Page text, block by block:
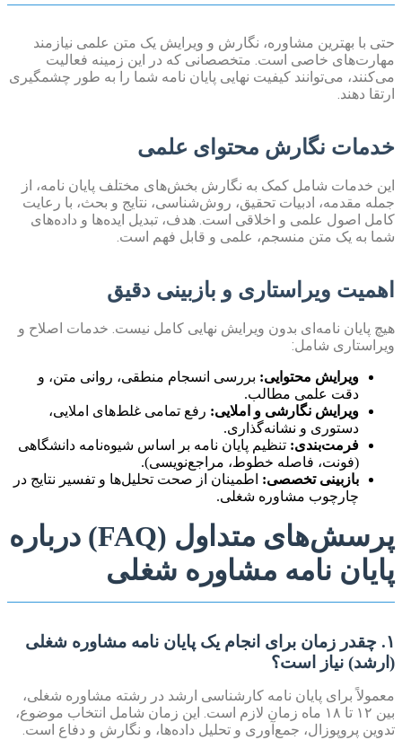
حتی با بهترین مشاوره، نگارش و ویرایش یک متن علمی نیازمند
مهارت‌های خاصی است. متخصصانی که در این زمینه فعالیت
می‌کنند، می‌توانند کیفیت نهایی پایان نامه شما را به طور چشمگیری
ارتقا دهند.
خدمات نگارش محتوای علمی
این خدمات شامل کمک به نگارش بخش‌های مختلف پایان نامه، از
جمله مقدمه، ادبیات تحقیق، روش‌شناسی، نتایج و بحث، با رعایت
کامل اصول علمی و اخلاقی است. هدف، تبدیل ایده‌ها و داده‌های
شما به یک متن منسجم، علمی و قابل فهم است.
اهمیت ویراستاری و بازبینی دقیق
هیچ پایان نامه‌ای بدون ویرایش نهایی کامل نیست. خدمات اصلاح و
ویراستاری شامل:
ویرایش محتوایی: بررسی انسجام منطقی، روانی متن، و
دقت علمی مطالب.
ویرایش نگارشی و املایی: رفع تمامی غلط‌های املایی،
دستوری و نشانه‌گذاری.
فرمت‌بندی: تنظیم پایان نامه بر اساس شیوه‌نامه دانشگاهی
(فونت، فاصله خطوط، مراجع‌نویسی).
بازبینی تخصصی: اطمینان از صحت تحلیل‌ها و تفسیر نتایج در
چارچوب مشاوره شغلی.
پرسش‌های متداول (FAQ) درباره
پایان نامه مشاوره شغلی
۱. چقدر زمان برای انجام یک پایان نامه مشاوره شغلی
(ارشد) نیاز است؟
معمولاً برای پایان نامه کارشناسی ارشد در رشته مشاوره شغلی،
بین ۱۲ تا ۱۸ ماه زمان لازم است. این زمان شامل انتخاب موضوع،
تدوین پروپوزال، جمع‌آوری و تحلیل داده‌ها، و نگارش و دفاع است.